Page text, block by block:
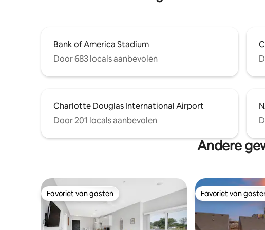
Bank of America Stadium
Door 683 locals aanbevolen
Charlotte Douglas International Airport
Door 201 locals aanbevolen
Andere
Favoriet van gasten
Favoriet van gasten Favoriet van
Favoriet van